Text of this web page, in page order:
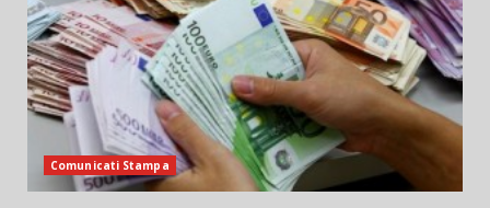
Comunicati Stampa